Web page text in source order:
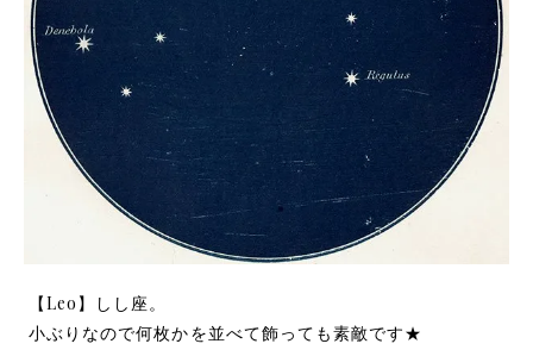
【Leo】しし座。
小ぶりなので何枚かを並べて飾っても素敵です★